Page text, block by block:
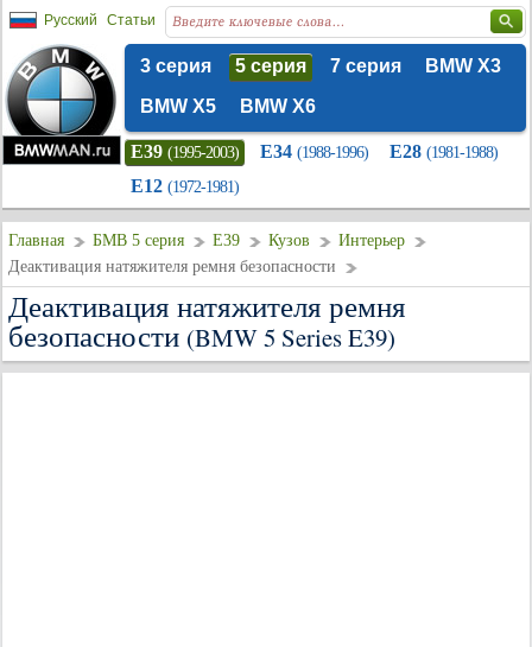
Русский Статьи
3 серия 5 серия 7 серия
BMW X3
BMW X5
BMW X6
E39 (1995-2003) E34 (1988-1996) E28 (1981-1988)
E12 (1972-1981)
Главная БМВ 5 серия E39 Кузов
Интерьер
Деактивация натяжителя ремня безопасности
Деактивация натяжителя ремня
безопасности (BMW 5 Series E39)